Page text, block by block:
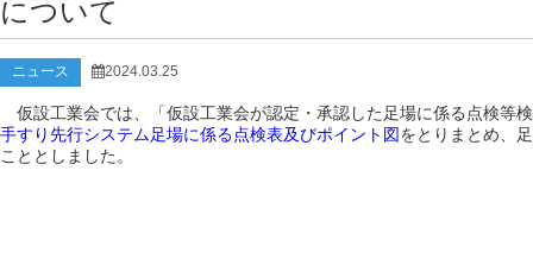
について
ニュース 2024.03.25
仮設工業会では、「仮設工業会が認定・承認した足場に係る点検等
手すり先行システム足場に係る点検表及びポイント図をとりまとめ、
こととしました。